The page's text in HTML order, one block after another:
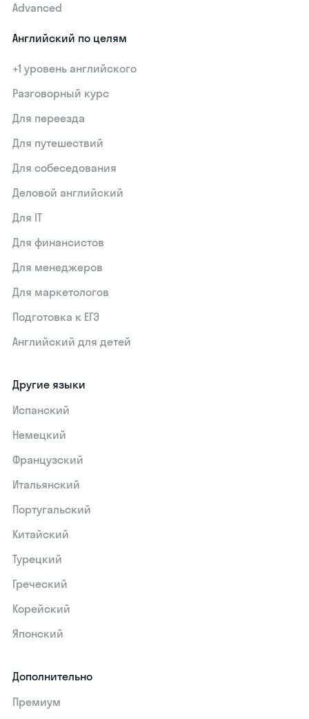
Advanced
Английский по целям
+1 уровень английского
Разговорный курс
Для переезда
Для путешествий
Для собеседования
Деловой английский
Для IT
Для финансистов
Для менеджеров
Для маркетологов
Подготовка к ЕГЭ
Английский для детей
Другие языки
Испанский
Немецкий
Французский
Итальянский
Португальский
Китайский
Турецкий
Греческий
Корейский
Японский
Дополнительно
Премиум